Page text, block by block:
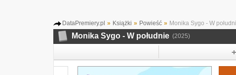
DataPremiery.pl » Książki » Powieść » Monika Sygo - W
Monika Sygo - W południe (2025)